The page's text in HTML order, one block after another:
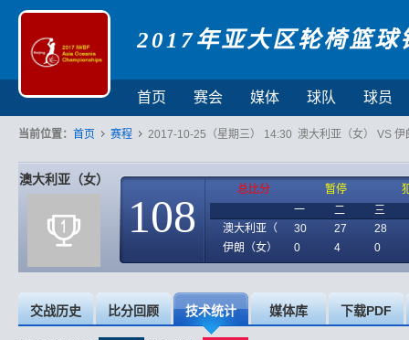
2017年亚大区轮椅篮球
首页 赛会 媒体 球队 球员
当前位置： 首页 赛程 2017-10-25（星期三） 14:30 澳大利亚（女） VS 伊
澳大利亚（女）
108
总比分 暂停
一
二
三
澳大利亚（
30 27
28
伊朗（女）
0 4 0
交战历史 比分回顾 技术统计 媒体库 下载PDF